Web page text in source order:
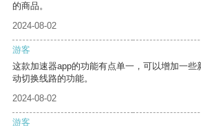
的商品。
2024-08-02
游客
这款加速器app的功能有点单一，可以增加一些
动切换线路的功能。
2024-08-02
游客